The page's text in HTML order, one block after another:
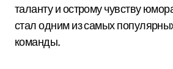
таланту и острому чувству
стал одним из самых
команды.